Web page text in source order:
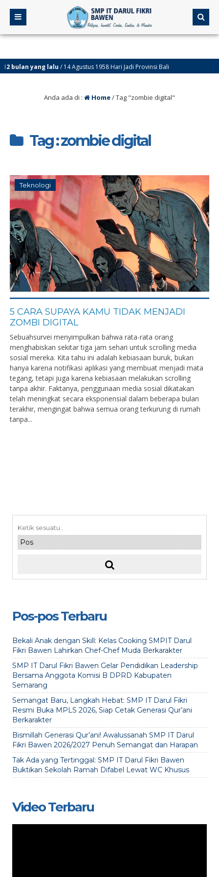
yang lalu/ 14 Agustus 1958 Hari Jadi Provinsi Bali
Anda ada di : Home/Tag "zombie digital"
Tag : zombie digital
Teknologi
5 CARA SUPAYA KAMU TIDAK MENJADI
ZOMBI DIGITAL
Sebuahsurvei menyimpulkan bahwa rata-rata orang
menghabiskan sekitar tiga jam sehari untuk scrolling media
sosial mereka. Kita tahu ini adalah kebiasaan buruk, bukan
hanya karena notifikasi aplikasi yang membuat menjadi mata
tegang, tetapi juga karena kebiasaan melakukan scrolling
tanpa akhir. Faktanya, penggunaan media sosial dikatakan
telah meningkat secara eksponensial dalam beberapa bulan
terakhir, mengingat bahwa semua orang terkurung di rumah
tanpa...
Pos-pos Terbaru
Bekali Anak dengan Skill: Kelas Cooking SMPIT Darul
Fikri Bawen Lahirkan Chef-Chef Muda Berkarakter
SMP IT Darul Fikri Bawen Gelar Pendidikan Leadership
Bersama Anggota Komisi B DPRD Kabupaten
Semarang
Semangat Baru, Langkah Hebat: SMP IT Darul Fikri
Resmi Buka MPLS 2026, Siap Cetak Generasi Qur’ani
Berkarakter
Bismillah Generasi Qur’ani! Awalussanah SMP IT Darul
Fikri Bawen 2026/2027 Penuh Semangat dan Harapan
Tak Ada yang Tertinggal: SMP IT Darul Fikri Bawen
Buktikan Sekolah Ramah Difabel Lewat WC Khusus
Video Terbaru